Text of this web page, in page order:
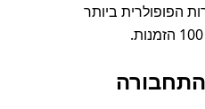
הפופולרית ביותר
התחבורה